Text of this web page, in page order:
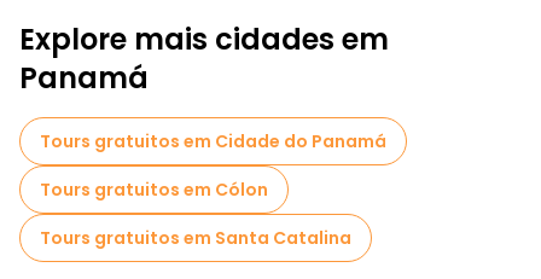
Explore mais cidades em
Panamá
Tours gratuitos em Cidade do Panamá
Tours gratuitos em Cólon
Tours gratuitos em Santa Catalina